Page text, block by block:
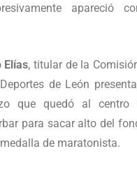
apareció
Elías, titular de la
de León
que quedó al centro
para sacar alto del
de maratonista.